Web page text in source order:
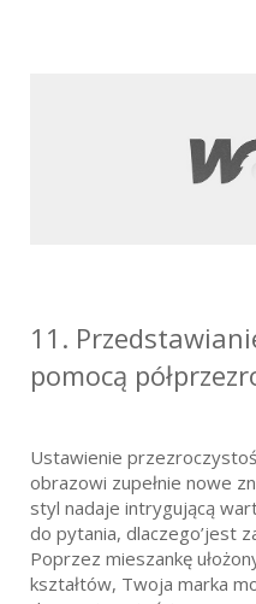
11.
pomocą
Ustawienie
obrazowi zupełnie nowe
styl nadaje intrygującą
do pytania, dlaczego’jest
Poprzez mieszankę
kształtów, Twoja marka